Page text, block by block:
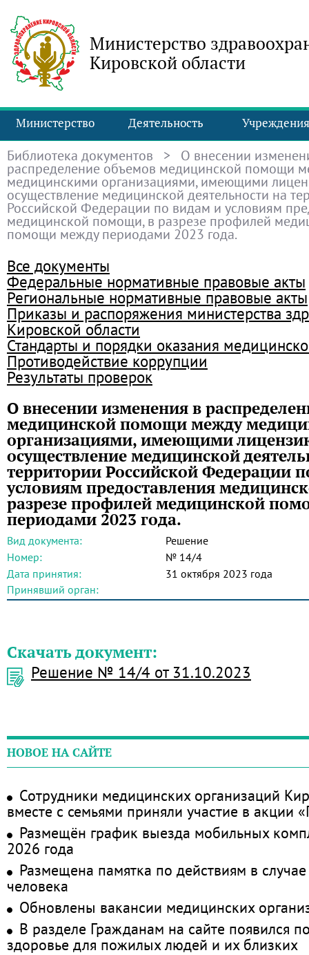
Министерство
Кировской области
Министерство Деятельность Учреждения
Библиотека документов > О внесении
распределение объемов медицинской помощи
медицинскими организациями, имеющими
осуществление медицинской деятельности на
Российской Федерации по видам и условиям
медицинской помощи, в разрезе профилей
помощи между периодами 2023 года.
Все документы
Федеральные нормативные правовые акты
Региональные нормативные правовые акты
Приказы и распоряжения министерства
Кировской области
Стандарты и порядки оказания
Противодействие коррупции
Результаты проверок
О внесении изменения в
медицинской помощи между
организациями, имеющими
осуществление медицинской
территории Российской Федерации
условиям предоставления
разрезе профилей медицинской
периодами 2023 года.
Вид документа:
Решение
Номер:
№ 14/4
Дата принятия:
31 октября 2023 года
Принявший орган:
Скачать документ:
Решение № 14/4 от 31.10.2023
НОВОЕ НА САЙТЕ
Сотрудники медицинских организаций
вместе с семьями приняли участие в акции
Размещён график выезда мобильных
2026 года
Размещена памятка по действиям в
человека
Обновлены вакансии медицинских
В разделе Гражданам на сайте появился
здоровье для пожилых людей и их близких